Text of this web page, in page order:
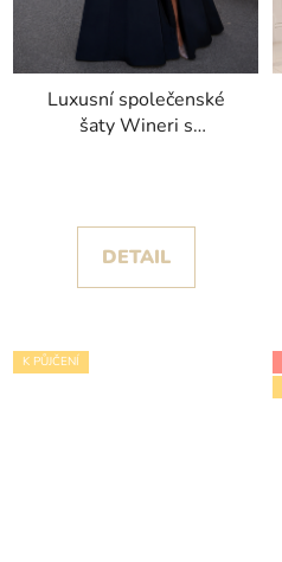
Luxusní společenské
šaty Wineri s
DETAIL
K PŮJČENÍ